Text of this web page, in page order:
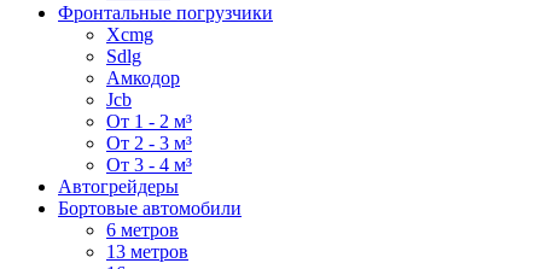
Фронтальные погрузчики
Xcmg
Sdlg
Амкодор
Jcb
От 1 - 2 м³
От 2 - 3 м³
От 3 - 4 м³
Автогрейдеры
Бортовые автомобили
6 метров
13 метров